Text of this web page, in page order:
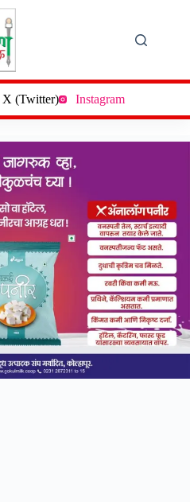
X (Twitter) Instagram